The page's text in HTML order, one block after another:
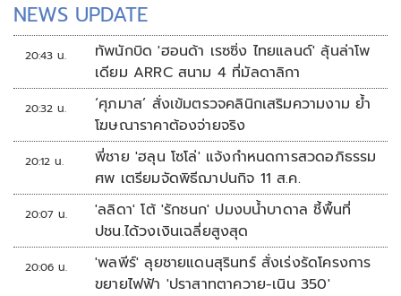
NEWS UPDATE
20:43 น.
ทัพนักบิด 'ฮอนด้า เรซซิ่ง ไทยแลนด์' ลุ้นล่าโพ
เดียม ARRC สนาม 4 ที่มัลดาลิกา
20:32 น.
‘ศุภมาส’ สั่งเข้มตรวจคลินิกเสริมความงาม ย้ำ
โฆษณาราคาต้องจ่ายจริง
20:12 น.
พี่ชาย 'ฮลุน โซโล่' แจ้งกำหนดการสวดอภิธรรม
ศพ เตรียมจัดพิธีฌาปนกิจ 11 ส.ค.
20:07 น.
'ลลิดา' โต้ 'รักชนก' ปมงบน้ำบาดาล ชี้พื้นที่
ปชน.ได้วงเงินเฉลี่ยสูงสุด
20:06 น.
'พลพีร์' ลุยชายแดนสุรินทร์ สั่งเร่งรัดโครงการ
ขยายไฟฟ้า 'ปราสาทตาควาย-เนิน 350'